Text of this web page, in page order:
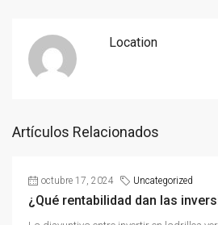
Location
Artículos Relacionados
octubre 17, 2024 Uncategorized
¿Qué rentabilidad dan las